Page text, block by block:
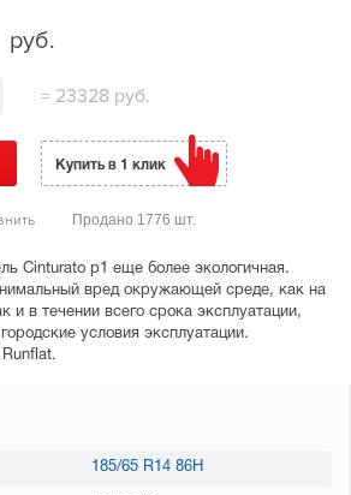
Cinturato p1 еще более экологичная.
вред окружающей среде, как на
и в течении всего срока эксплуатации,
условия эксплуатации.
руб.
= 23328 руб.
Купить в 1 клик
Продано 1776 шт.
185/65 R14 86H